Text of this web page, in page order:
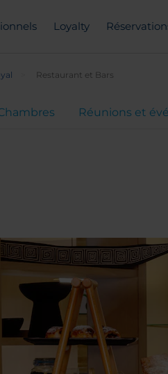
Loyalty
Restaurant et Bars
Réunions et